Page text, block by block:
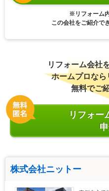
※リフォーム
この会社をご紹介で
リフォーム会社
ホームプロな
無料でご
リフォー
株式会社ニットー